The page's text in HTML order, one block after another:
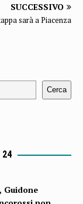
SUCCESSIVO
sarà a Piacenza
Cerca
24
Guidone